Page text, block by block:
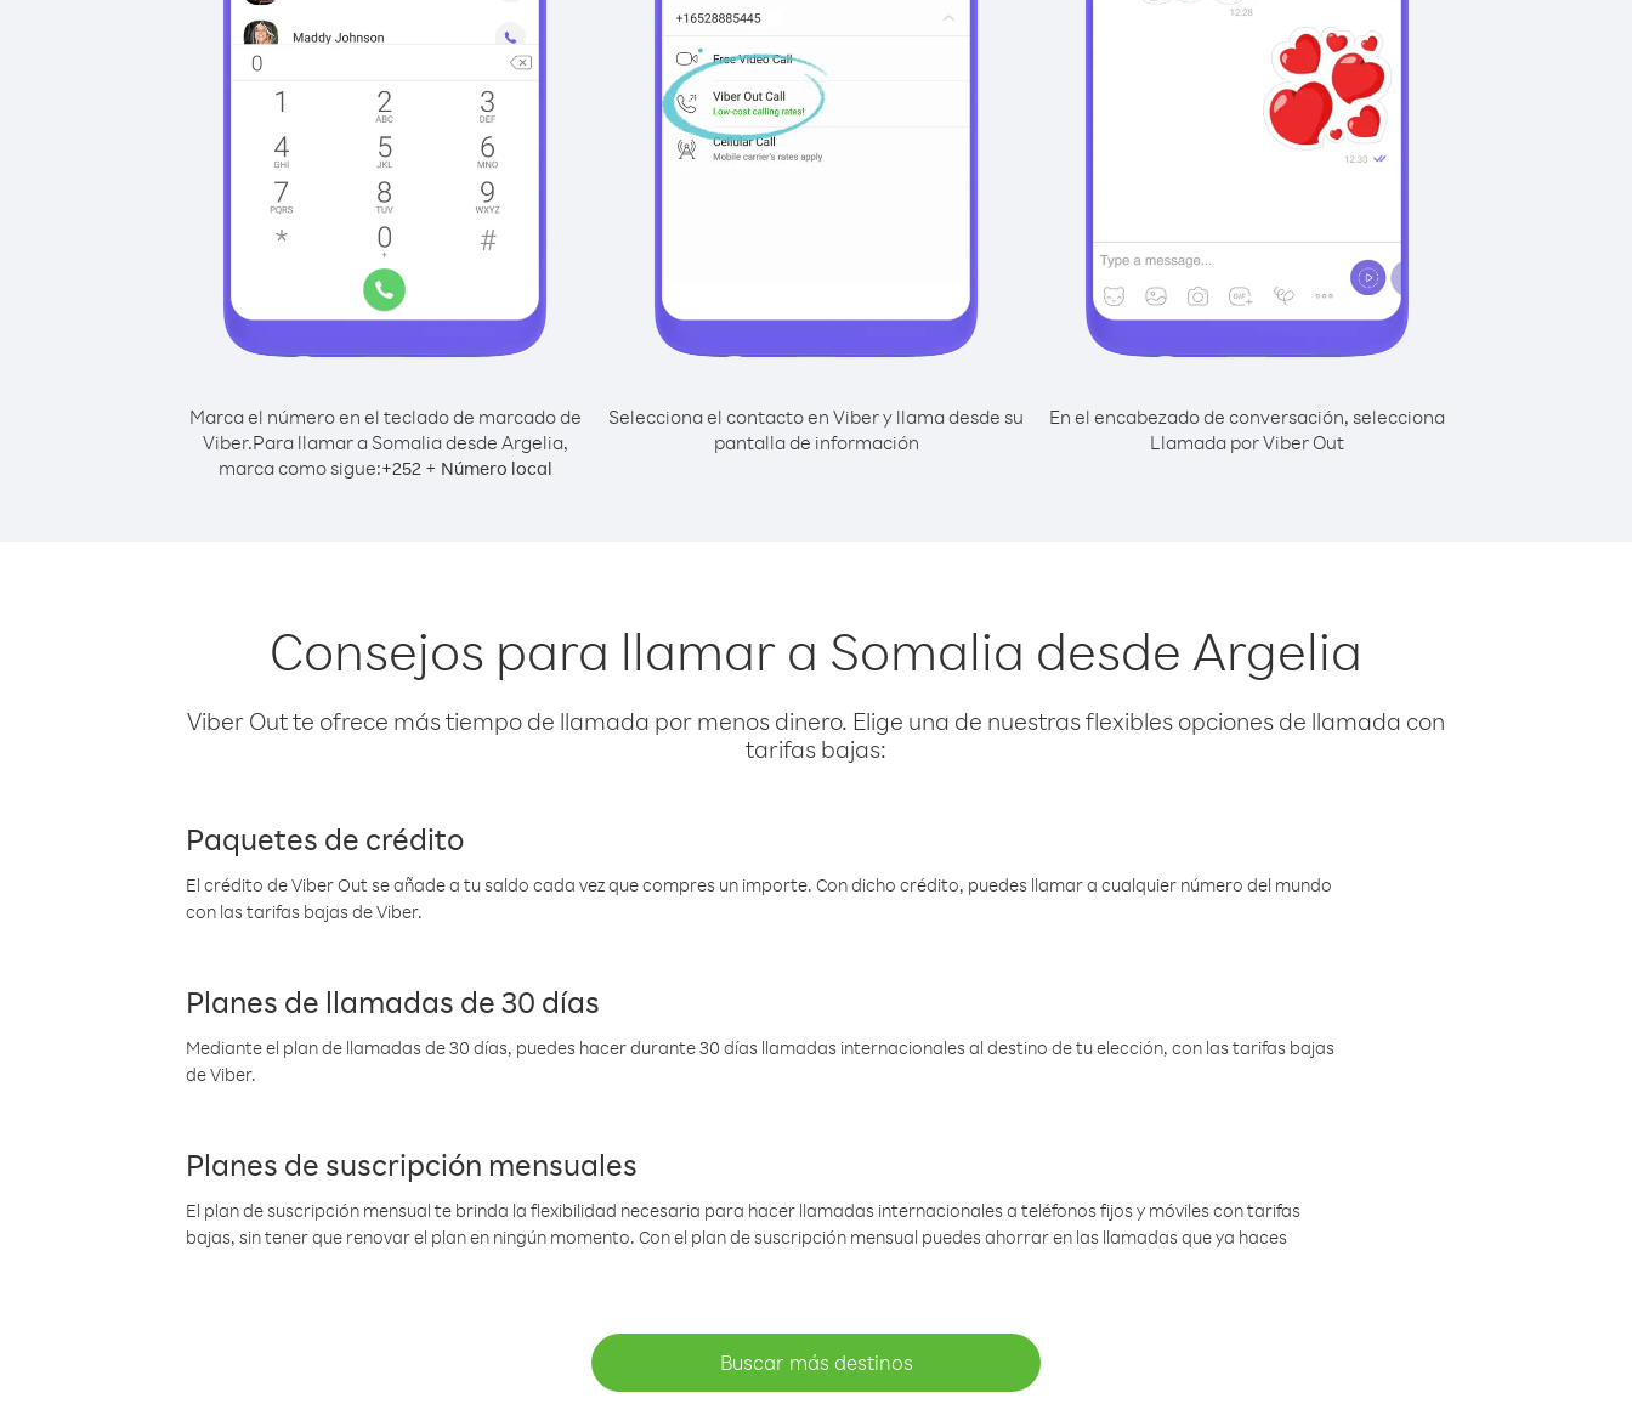
Marca el número en el teclado de marcado de
Viber.Para llamar a Somalia desde Argelia,
marca como sigue:+252+ Número local
Selecciona el contacto en Viber y llama desde su
pantalla de información
En el encabezado de conversación, selecciona
Llamada por Viber Out
Consejos para llamar a Somalia desde Argelia
Viber Out te ofrece más tiempo de llamada por menos dinero. Elige una de nuestras flexibles opciones de llamada con
tarifas bajas:
Paquetes de crédito
El crédito de Viber Out se añade a tu saldo cada vez que compres un importe. Con dicho crédito, puedes llamar a cualquier número del mundo
con las tarifas bajas de Viber.
Planes de llamadas de 30 días
Mediante el plan de llamadas de 30 días, puedes hacer durante 30 días llamadas internacionales al destino de tu elección, con las tarifas bajas
de Viber.
Planes de suscripción mensuales
El plan de suscripción mensual te brinda la flexibilidad necesaria para hacer llamadas internacionales a teléfonos fijos y móviles con tarifas
bajas, sin tener que renovar el plan en ningún momento. Con el plan de suscripción mensual puedes ahorrar en las llamadas que ya haces
Buscar más destinos